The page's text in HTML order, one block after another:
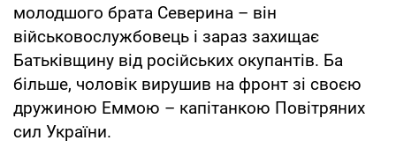
молодшого брата Северина – він
військовослужбовець і зараз захищає
Батьківщину від російських окупантів. Ба
більше, чоловік вирушив на фронт зі своєю
дружиною Еммою – капітанкою Повітряних
сил України.